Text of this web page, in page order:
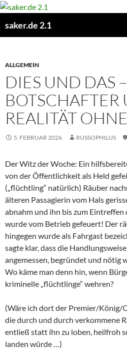
Zum
springen
saker.de 2.1
ALLGEMEIN
DIES UND DAS
BOTSCHAFTER
REALITÄT
5. FEBRUAR 2026 RUSSOPHILUS
Der Witz der Woche: Ein
von der Öffentlichkeit als Held
(„flüchtling“ natürlich) Räuber
älteren Passagierin vom Hals
abnahm und ihn bis zum
wurde vom Betrieb gefeuert! Der
hingegen wurde als Fahrgast
sagte klar, dass die
angemessen, begründet und nötig
Wo käme man denn hin, wenn
kriminelle „flüchtlinge“ wehren?
(Wäre ich dort der Premier/König/
die durch und durch verkommene
entließ statt ihn zu loben, heilfroh
landen würde …)